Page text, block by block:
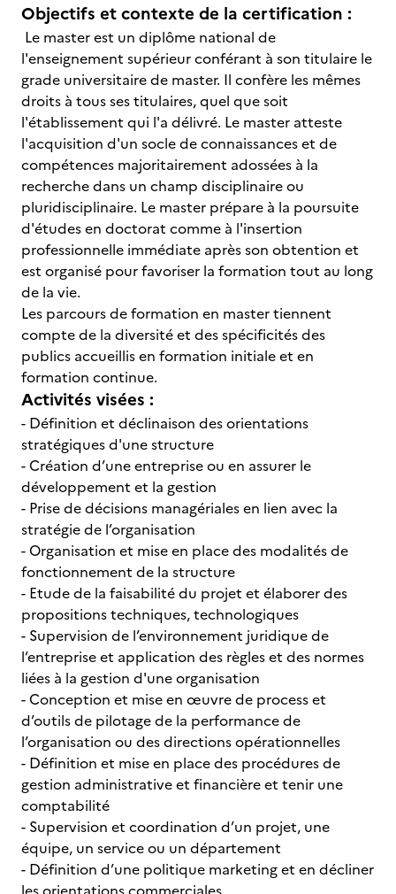
Objectifs et contexte de la certification :
Le master est un diplôme national de
l'enseignement supérieur conférant à son titulaire le
grade universitaire de master. Il confère les mêmes
droits à tous ses titulaires, quel que soit
l'établissement qui l'a délivré. Le master atteste
l'acquisition d'un socle de connaissances et de
compétences majoritairement adossées à la
recherche dans un champ disciplinaire ou
pluridisciplinaire. Le master prépare à la poursuite
d'études en doctorat comme à l'insertion
professionnelle immédiate après son obtention et
est organisé pour favoriser la formation tout au long
de la vie.
Les parcours de formation en master tiennent
compte de la diversité et des spécificités des
publics accueillis en formation initiale et en
formation continue.
Activités visées :
- Définition et déclinaison des orientations
stratégiques d'une structure
- Création d’une entreprise ou en assurer le
développement et la gestion
- Prise de décisions managériales en lien avec la
stratégie de l’organisation
- Organisation et mise en place des modalités de
fonctionnement de la structure
- Etude de la faisabilité du projet et élaborer des
propositions techniques, technologiques
- Supervision de l’environnement juridique de
l’entreprise et application des règles et des normes
liées à la gestion d'une organisation
- Conception et mise en œuvre de process et
d’outils de pilotage de la performance de
l’organisation ou des directions opérationnelles
- Définition et mise en place des procédures de
gestion administrative et financière et tenir une
comptabilité
- Supervision et coordination d’un projet, une
équipe, un service ou un département
- Définition d’une politique marketing et en décliner